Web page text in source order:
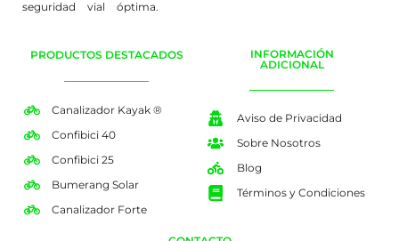
seguridad vial óptima.
PRODUCTOS DESTACADOS
Canalizador Kayak ®
Confibici 40
Confibici 25
Bumerang Solar
Canalizador Forte
INFORMACIÓN
ADICIONAL
Aviso de Privacidad
Sobre Nosotros
Blog
Términos y Condiciones